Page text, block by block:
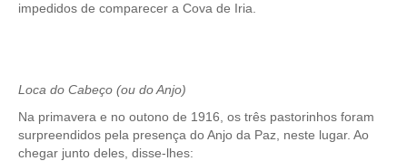
impedidos de comparecer a Cova de Iria.
Loca do Cabeço (ou do Anjo)
Na primavera e no outono de 1916, os três pastorinhos foram
surpreendidos pela presença do Anjo da Paz, neste lugar. Ao
chegar junto deles, disse-lhes: